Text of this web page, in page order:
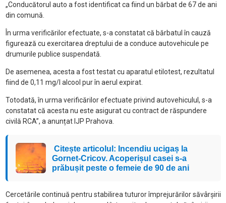
„Conducătorul auto a fost identificat ca fiind un bărbat de 67 de ani
din comună.
În urma verificărilor efectuate, s-a constatat că bărbatul în cauză
figurează cu exercitarea dreptului de a conduce autovehicule pe
drumurile publice suspendată.
De asemenea, acesta a fost testat cu aparatul etilotest, rezultatul
fiind de 0,11 mg/l alcool pur în aerul expirat.
Totodată, în urma verificărilor efectuate privind autovehiculul, s-a
constatat că acesta nu este asigurat cu contract de răspundere
civilă RCA”, a anunțat IJP Prahova.
Citește articolul: Incendiu ucigaș la
Gornet-Cricov. Acoperișul casei s-a
prăbușit peste o femeie de 90 de ani
Cercetările continuă pentru stabilirea tuturor împrejurărilor săvârșirii